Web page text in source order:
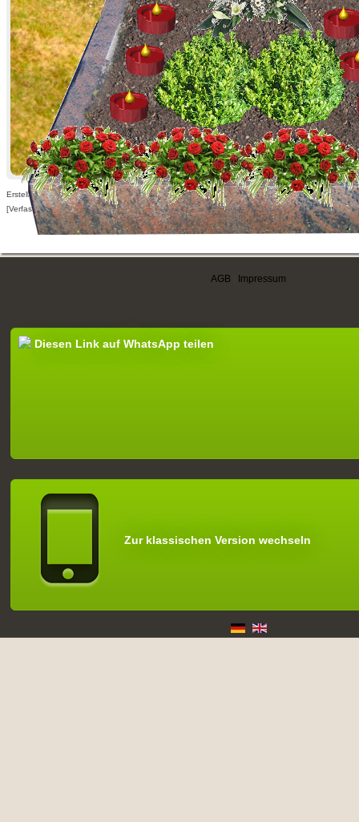
Erstellt am 14.11.2013,
[Verfasser nur für angemeldete Benutzer sichtbar]
AGB Impressum
Diesen Link auf WhatsApp teilen
Zur klassischen Version wechseln